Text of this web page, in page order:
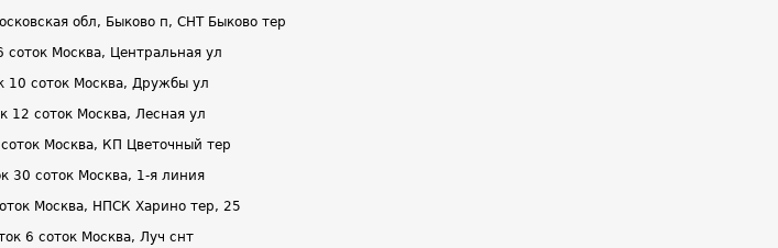
обл, Быково п, СНТ Быково тер
соток Москва, Центральная ул
10 соток Москва, Дружбы ул
12 соток Москва, Лесная ул
Москва, КП Цветочный тер
30 соток Москва, 1-я линия
Москва, НПСК Харино тер, 25
6 соток Москва, Луч снт